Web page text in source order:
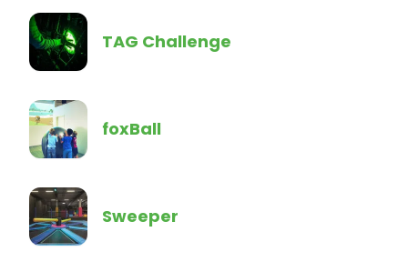
TAG Challenge
foxBall
Sweeper